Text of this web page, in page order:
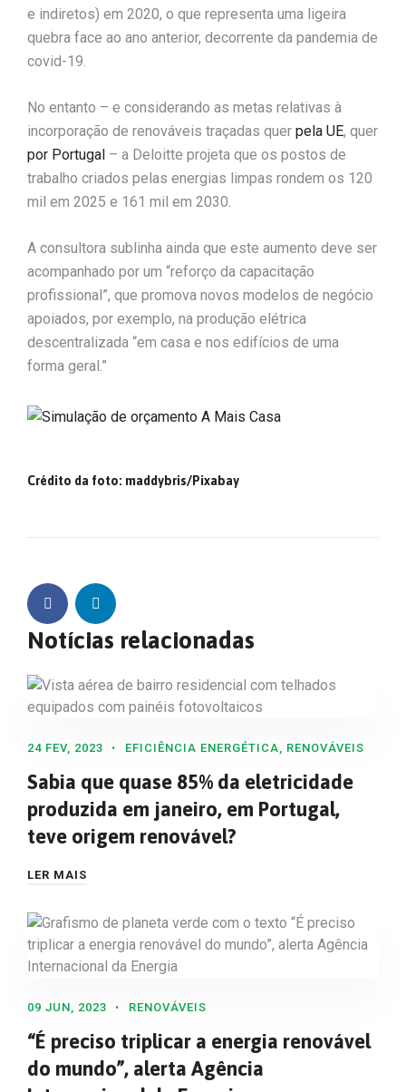
e indiretos) em 2020, o que representa uma ligeira
quebra face ao ano anterior, decorrente da pandemia de
covid-19.
No entanto – e considerando as metas relativas à
incorporação de renováveis traçadas quer pela UE, quer
por Portugal – a Deloitte projeta que os postos de
trabalho criados pelas energias limpas rondem os 120
mil em 2025 e 161 mil em 2030.
A consultora sublinha ainda que este aumento deve ser
acompanhado por um “reforço da capacitação
profissional”, que promova novos modelos de negócio
apoiados, por exemplo, na produção elétrica
descentralizada “em casa e nos edifícios de uma
forma geral.”
Crédito da foto: maddybris/Pixabay
Notícias relacionadas
24 FEV, 2023 EFICIÊNCIA ENERGÉTICA, RENOVÁVEIS
Sabia que quase 85% da eletricidade
produzida em janeiro, em Portugal,
teve origem renovável?
LER MAIS
09 JUN, 2023 RENOVÁVEIS
“É preciso triplicar a energia renovável
do mundo”, alerta Agência